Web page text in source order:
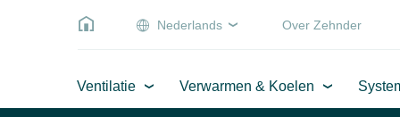
Nederlands Over Zehnder
Ventilatie Verwarmen & Koelen